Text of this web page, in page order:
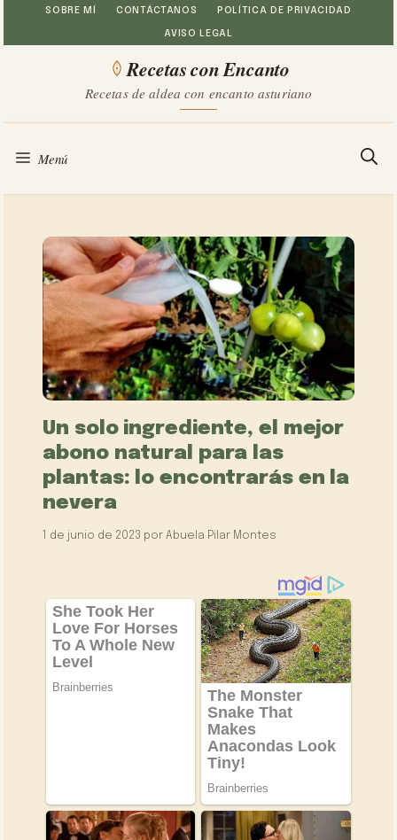
Saltar
al
SOBRE MÍ CONTÁCTANOS POLÍTICA DE PRIVACIDAD
AVISO LEGAL
Recetas con Encanto
Recetas de aldea con encanto asturiano
Menú
Un solo ingrediente, el mejor
abono natural para las
plantas: lo encontrarás en la
nevera
1 de junio de 2023 porAbuela Pilar Montes